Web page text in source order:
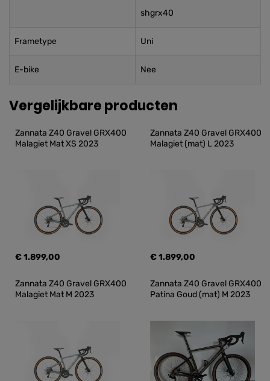
shgrx40
Frametype Uni
E-bike Nee
Vergelijkbare producten
Zannata Z40 Gravel GRX400
Malagiet Mat XS 2023
€ 1.899,00
Zannata Z40 Gravel GRX400
Malagiet (mat) L 2023
€ 1.899,00
Zannata Z40 Gravel GRX400
Malagiet Mat M 2023
Zannata Z40 Gravel GRX400
Patina Goud (mat) M 2023